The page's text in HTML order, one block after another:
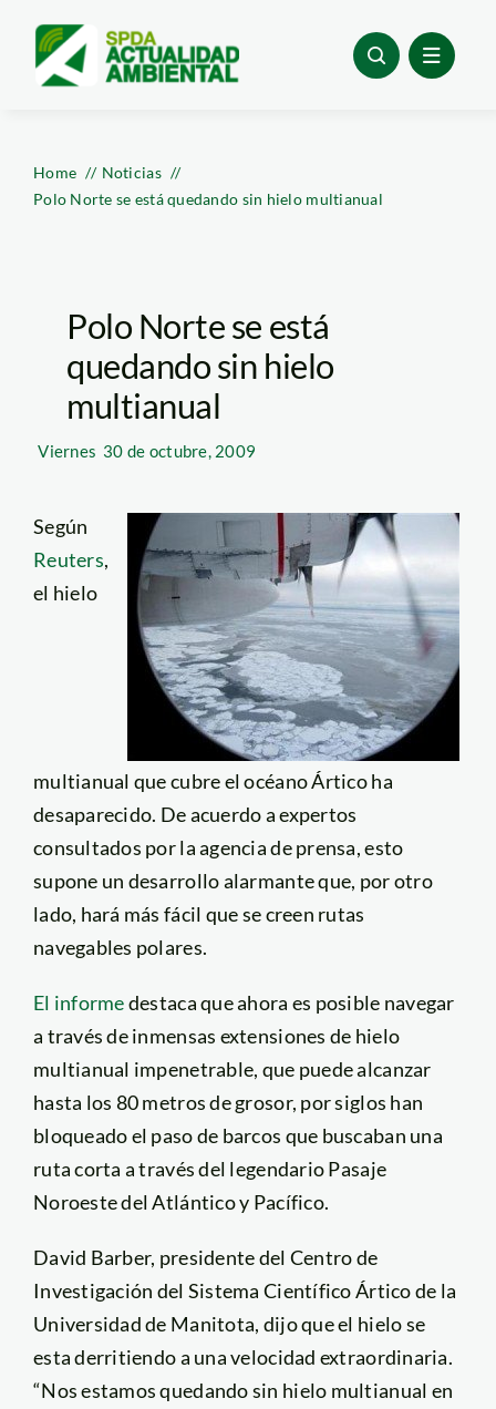
content
Home
Noticias
Polo Norte se está quedando sin hielo multianual
Polo Norte se está
quedando sin hielo
multianual
Viernes 30 de octubre, 2009
Según
Reuters,
el hielo
multianual que cubre el océano Ártico ha
desaparecido. De acuerdo a expertos
consultados por la agencia de prensa, esto
supone un desarrollo alarmante que, por otro
lado, hará más fácil que se creen rutas
navegables polares.
El informedestaca que ahora es posible navegar
a través de inmensas extensiones de hielo
multianual impenetrable, que puede alcanzar
hasta los 80 metros de grosor, por siglos han
bloqueado el paso de barcos que buscaban una
ruta corta a través del legendario Pasaje
Noroeste del Atlántico y Pacífico.
David Barber, presidente del Centro de
Investigación del Sistema Científico Ártico de la
Universidad de Manitota, dijo que el hielo se
esta derritiendo a una velocidad extraordinaria.
“Nos estamos quedando sin hielo multianual en